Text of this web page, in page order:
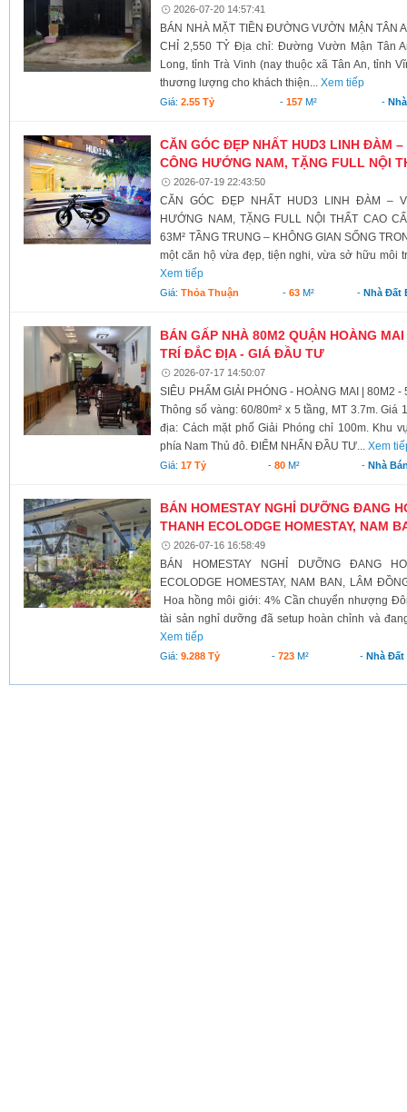
2026-07-20 14:57:41
BÁN NHÀ MẶT TIỀN ĐƯỜNG VƯỜN MẬN TÂN
CHỈ 2,550 TỶ Địa chỉ: Đường Vườn Mận Tân
Long, tỉnh Trà Vinh (nay thuộc xã Tân An, tỉnh
thương lượng cho khách thiện...Xem tiếp
Giá:2.55 Tỷ - 157M² -
CĂN GÓC ĐẸP NHẤT HUD3 LINH ĐÀM –
CÔNG HƯỚNG NAM, TẶNG FULL NỘI
2026-07-19 22:43:50
CĂN GÓC ĐẸP NHẤT HUD3 LINH ĐÀM –
HƯỚNG NAM, TẶNG FULL NỘI THẤT CAO
63M² TẦNG TRUNG – KHÔNG GIAN SỐNG
một căn hộ vừa đẹp, tiện nghi, vừa sở hữu môi
Xem tiếp
Giá:Thỏa Thuận - 63M² -Nhà Đất
BÁN GẤP NHÀ 80M2 QUẬN HOÀNG
TRÍ ĐẮC ĐỊA - GIÁ ĐẦU TƯ
2026-07-17 14:50:07
SIÊU PHẨM GIẢI PHÓNG - HOÀNG MAI | 80M2
Thông số vàng: 60/80m² x 5 tầng, MT 3.7m.
địa: Cách mặt phố Giải Phóng chỉ 100m. Khu
phía Nam Thủ đô. ĐIỂM NHẤN ĐẦU TƯ...Xem
Giá:17 Tỷ -80 M² - Nhà
BÁN HOMESTAY NGHỈ DƯỠNG ĐANG
THANH ECOLODGE HOMESTAY, NAM
2026-07-16 16:58:49
BÁN HOMESTAY NGHỈ DƯỠNG ĐANG
ECOLODGE HOMESTAY, NAM BAN, LÂM
Hoa hồng môi giới: 4% Cần chuyển nhượng
tài sản nghỉ dưỡng đã setup hoàn chỉnh và
Xem tiếp
Giá:9.288 Tỷ - 723M² - Nhà Đất